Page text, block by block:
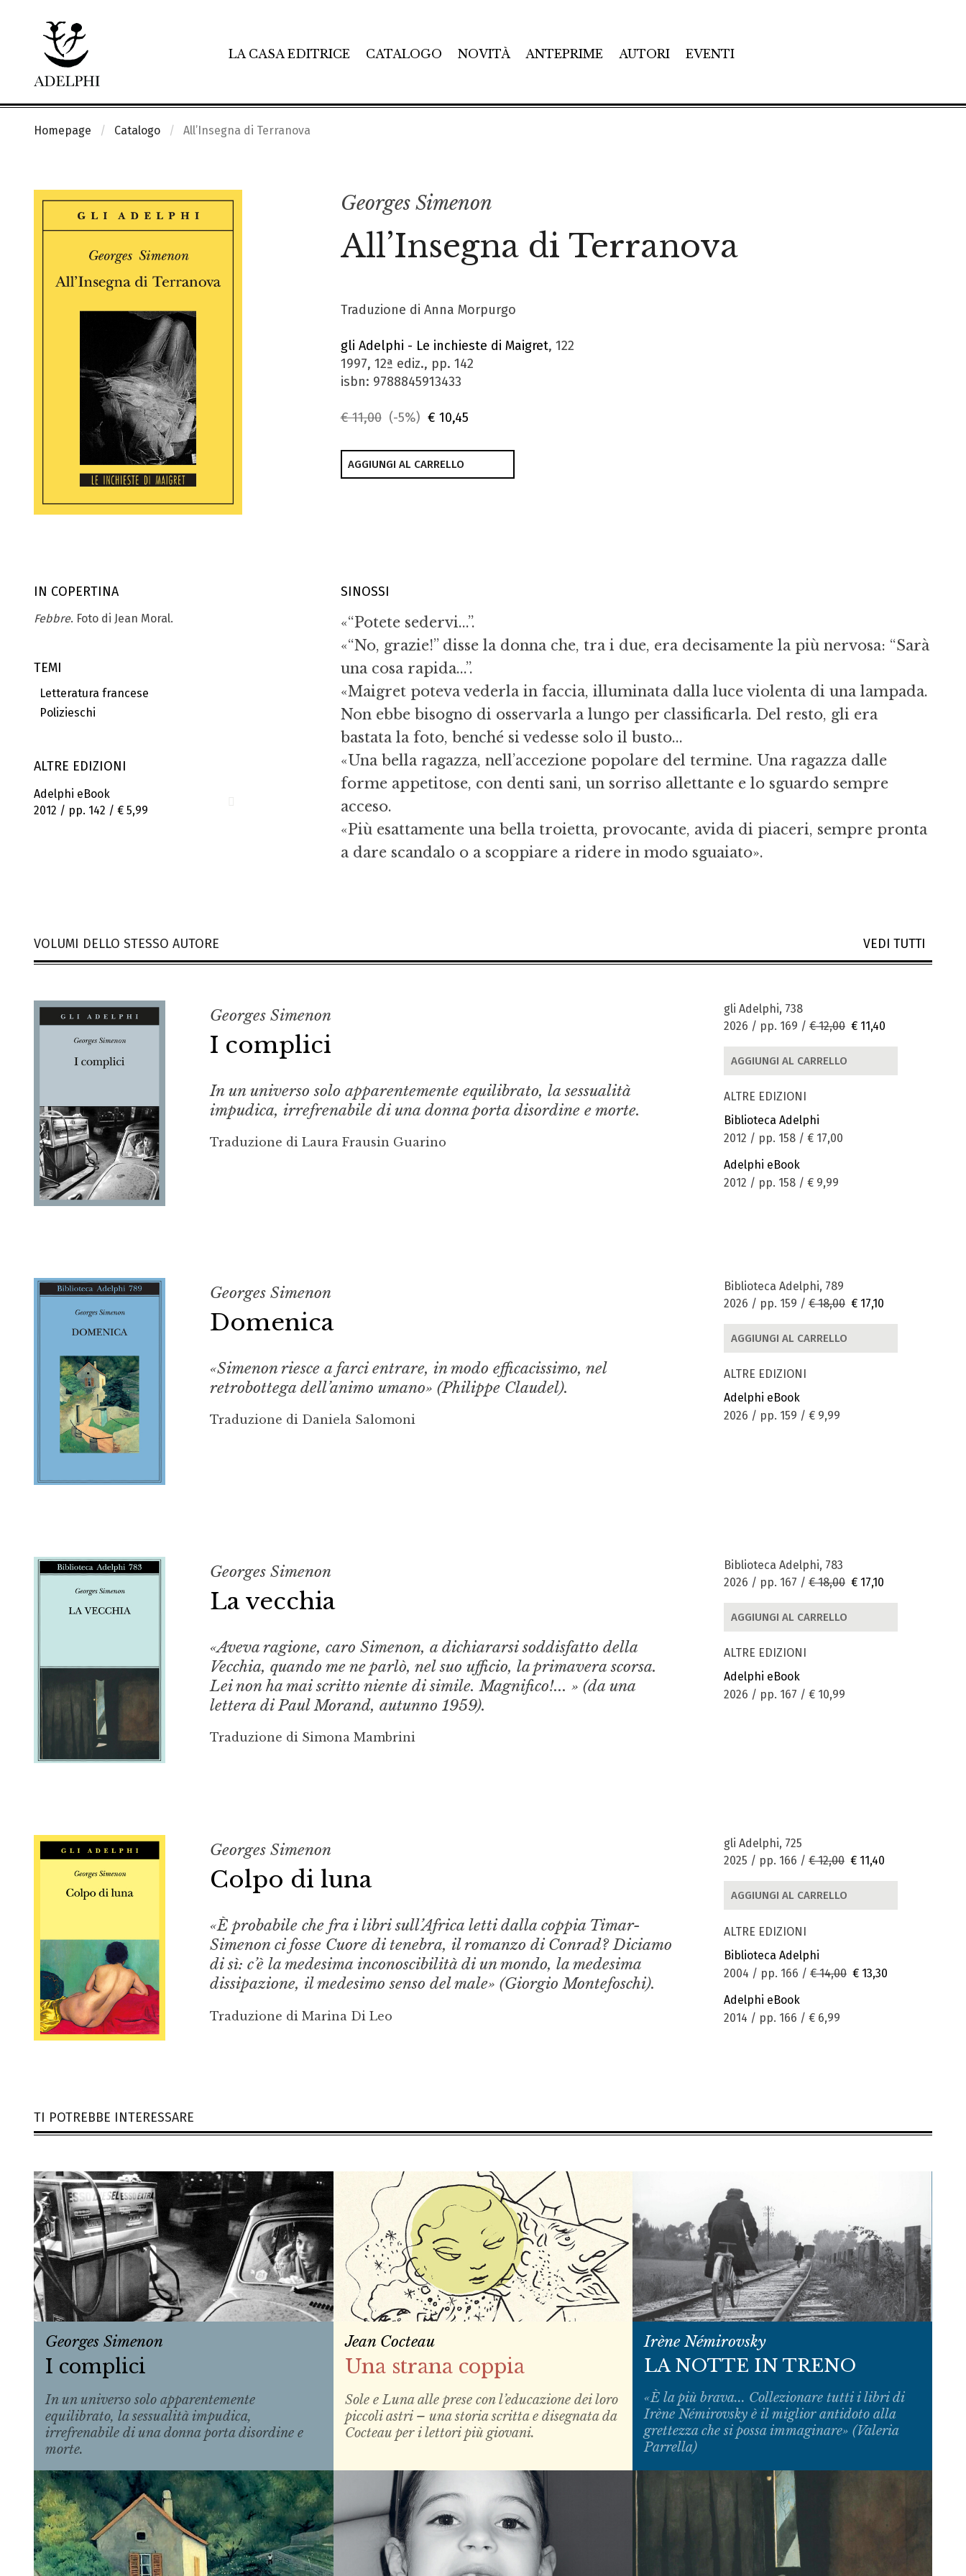
LA CASA EDITRICE CATALOGO NOVITÀ ANTEPRIME AUTORI EVENTI
Homepage Catalogo All’Insegna di Terranova
Georges Simenon
All’Insegna di Terranova
Traduzione di Anna Morpurgo
gli Adelphi - Le inchieste di Maigret, 122
1997, 12ª ediz., pp. 142
isbn: 9788845913433
€ 11,00 (-5%) € 10,45
AGGIUNGI AL CARRELLO
IN COPERTINA
Febbre. Foto di Jean Moral.
TEMI
Letteratura francese
Polizieschi
ALTRE EDIZIONI
Adelphi eBook
2012 / pp. 142 / € 5,99
SINOSSI
«“Potete sedervi...”.
«“No, grazie!” disse la donna che, tra i due, era decisamente la più nervosa: “Sarà
una cosa rapida...”.
«Maigret poteva vederla in faccia, illuminata dalla luce violenta di una lampada.
Non ebbe bisogno di osservarla a lungo per classificarla. Del resto, gli era
bastata la foto, benché si vedesse solo il busto...
«Una bella ragazza, nell’accezione popolare del termine. Una ragazza dalle
forme appetitose, con denti sani, un sorriso allettante e lo sguardo sempre
acceso.
«Più esattamente una bella troietta, provocante, avida di piaceri, sempre pronta
a dare scandalo o a scoppiare a ridere in modo sguaiato».
VOLUMI DELLO STESSO AUTORE VEDI TUTTI
Georges Simenon
I complici
In un universo solo apparentemente equilibrato, la sessualità
impudica, irrefrenabile di una donna porta disordine e morte.
Traduzione di Laura Frausin Guarino
gli Adelphi, 738
2026 / pp. 169 / € 12,00 € 11,40
AGGIUNGI AL CARRELLO
ALTRE EDIZIONI
Biblioteca Adelphi
2012 / pp. 158 / € 17,00
Adelphi eBook
2012 / pp. 158 / € 9,99
Georges Simenon
Domenica
«Simenon riesce a farci entrare, in modo efficacissimo, nel
retrobottega dell’animo umano» (Philippe Claudel).
Traduzione di Daniela Salomoni
Biblioteca Adelphi, 789
2026 / pp. 159 / € 18,00 € 17,10
AGGIUNGI AL CARRELLO
ALTRE EDIZIONI
Adelphi eBook
2026 / pp. 159 / € 9,99
Georges Simenon
La vecchia
«Aveva ragione, caro Simenon, a dichiararsi soddisfatto della
Vecchia, quando me ne parlò, nel suo ufficio, la primavera scorsa.
Lei non ha mai scritto niente di simile. Magnifico!... » (da una
lettera di Paul Morand, autunno 1959).
Traduzione di Simona Mambrini
Biblioteca Adelphi, 783
2026 / pp. 167 / € 18,00 € 17,10
AGGIUNGI AL CARRELLO
ALTRE EDIZIONI
Adelphi eBook
2026 / pp. 167 / € 10,99
Georges Simenon
Colpo di luna
«È probabile che fra i libri sull’Africa letti dalla coppia Timar-
Simenon ci fosse Cuore di tenebra, il romanzo di Conrad? Diciamo
di sì: c’è la medesima inconoscibilità di un mondo, la medesima
dissipazione, il medesimo senso del male» (Giorgio Montefoschi).
Traduzione di Marina Di Leo
gli Adelphi, 725
2025 / pp. 166 / € 12,00 € 11,40
AGGIUNGI AL CARRELLO
ALTRE EDIZIONI
Biblioteca Adelphi
2004 / pp. 166 / € 14,00 € 13,30
Adelphi eBook
2014 / pp. 166 / € 6,99
TI POTREBBE INTERESSARE
Georges Simenon
I complici
In un universo solo apparentemente
equilibrato, la sessualità impudica,
irrefrenabile di una donna porta disordine e
morte.
Jean Cocteau
Una strana coppia
Sole e Luna alle prese con l’educazione dei loro
piccoli astri – una storia scritta e disegnata da
Cocteau per i lettori più giovani.
Irène Némirovsky
LA NOTTE IN TRENO
«È la più brava... Collezionare tutti i libri di
Irène Némirovsky è il miglior antidoto alla
grettezza che si possa immaginare» (Valeria
Parrella)